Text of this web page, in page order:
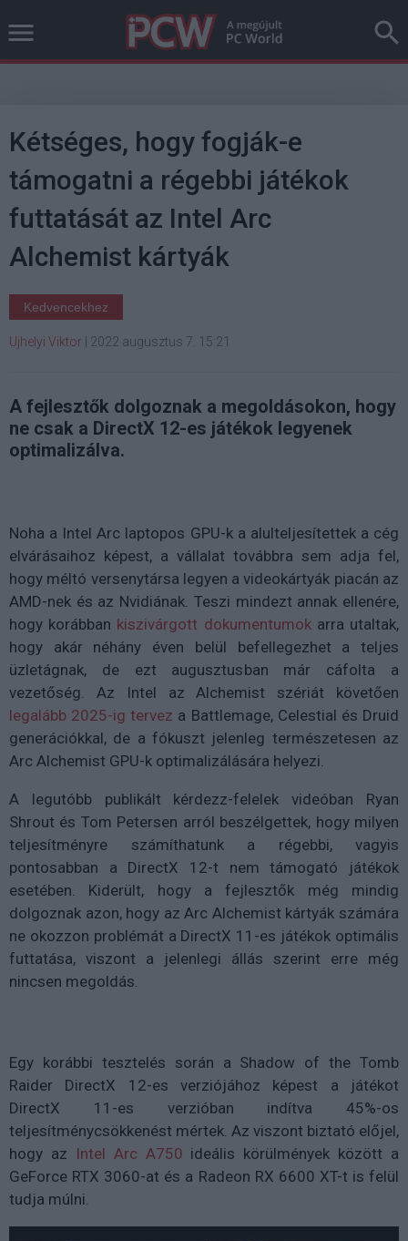
Kétséges, hogy fogják-e
támogatni a régebbi játékok
futtatását az Intel Arc
Alchemist kártyák
Kedvencekhez
Ujhelyi Viktor 2022 augusztus 7. 15:21
A fejlesztők dolgoznak a megoldásokon, hogy
ne csak a DirectX 12-es játékok legyenek
optimalizálva.
Noha a Intel Arc laptopos GPU-k a alulteljesítettek a cég
elvárásaihoz képest, a vállalat továbbra sem adja fel,
hogy méltó versenytársa legyen a videokártyák piacán az
AMD-nek és az Nvidiának. Teszi mindezt annak ellenére,
hogy korábban kiszivárgott dokumentumokarra utaltak,
hogy akár néhány éven belül befellegezhet a teljes
üzletágnak, de ezt augusztusban már cáfolta a
vezetőség. Az Intel az Alchemist szériát követően
legalább 2025-ig tervez a Battlemage, Celestial és Druid
generációkkal, de a fókuszt jelenleg természetesen az
Arc Alchemist GPU-k optimalizálására helyezi.
A legutóbb publikált kérdezz-felelek videóban Ryan
Shrout és Tom Petersen arról beszélgettek, hogy milyen
teljesítményre számíthatunk a régebbi, vagyis
pontosabban a DirectX 12-t nem támogató játékok
esetében. Kiderült, hogy a fejlesztők még mindig
dolgoznak azon, hogy az Arc Alchemist kártyák számára
ne okozzon problémát a DirectX 11-es játékok optimális
futtatása, viszont a jelenlegi állás szerint erre még
nincsen megoldás.
Egy korábbi tesztelés során a Shadow of the Tomb
Raider DirectX 12-es verziójához képest a játékot
DirectX 11-es verzióban indítva 45%-os
teljesítménycsökkenést mértek. Az viszont biztató előjel,
hogy az Intel Arc A750 ideális körülmények között a
GeForce RTX 3060-at és a Radeon RX 6600 XT-t is felül
tudja múlni.